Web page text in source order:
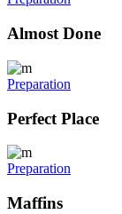
Almost Done
Preparation
Perfect Place
Preparation
Maffins